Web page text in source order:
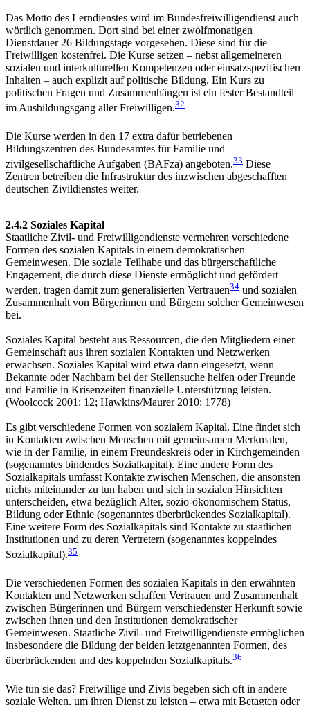
Das Motto des Lerndienstes wird im Bundesfreiwilligendienst auch
wörtlich genommen. Dort sind bei einer zwölfmonatigen
Dienstdauer 26 Bildungstage vorgesehen. Diese sind für die
Freiwilligen kostenfrei. Die Kurse setzen – nebst allgemeineren
sozialen und interkulturellen Kompetenzen oder einsatzspezifischen
Inhalten – auch explizit auf politische Bildung. Ein Kurs zu
politischen Fragen und Zusammenhängen ist ein fester Bestandteil
im Ausbildungsgang aller Freiwilligen.32
Die Kurse werden in den 17 extra dafür betriebenen
Bildungszentren des Bundesamtes für Familie und
zivilgesellschaftliche Aufgaben (BAFza) angeboten.33 Diese
Zentren betreiben die Infrastruktur des inzwischen abgeschafften
deutschen Zivildienstes weiter.
2.4.2 Soziales Kapital
Staatliche Zivil- und Freiwilligendienste vermehren verschiedene
Formen des sozialen Kapitals in einem demokratischen
Gemeinwesen. Die soziale Teilhabe und das bürgerschaftliche
Engagement, die durch diese Dienste ermöglicht und gefördert
werden, tragen damit zum generalisierten Vertrauen34 und sozialen
Zusammenhalt von Bürgerinnen und Bürgern solcher Gemeinwesen
bei.
Soziales Kapital besteht aus Ressourcen, die den Mitgliedern einer
Gemeinschaft aus ihren sozialen Kontakten und Netzwerken
erwachsen. Soziales Kapital wird etwa dann eingesetzt, wenn
Bekannte oder Nachbarn bei der Stellensuche helfen oder Freunde
und Familie in Krisenzeiten finanzielle Unterstützung leisten.
(Woolcock 2001: 12; Hawkins/Maurer 2010: 1778)
Es gibt verschiedene Formen von sozialem Kapital. Eine findet sich
in Kontakten zwischen Menschen mit gemeinsamen Merkmalen,
wie in der Familie, in einem Freundeskreis oder in Kirchgemeinden
(sogenanntes bindendes Sozialkapital). Eine andere Form des
Sozialkapitals umfasst Kontakte zwischen Menschen, die ansonsten
nichts miteinander zu tun haben und sich in sozialen Hinsichten
unterscheiden, etwa bezüglich Alter, sozio-ökonomischem Status,
Bildung oder Ethnie (sogenanntes überbrückendes Sozialkapital).
Eine weitere Form des Sozialkapitals sind Kontakte zu staatlichen
Institutionen und zu deren Vertretern (sogenanntes koppelndes
Sozialkapital).35
Die verschiedenen Formen des sozialen Kapitals in den erwähnten
Kontakten und Netzwerken schaffen Vertrauen und Zusammenhalt
zwischen Bürgerinnen und Bürgern verschiedenster Herkunft sowie
zwischen ihnen und den Institutionen demokratischer
Gemeinwesen. Staatliche Zivil- und Freiwilligendienste ermöglichen
insbesondere die Bildung der beiden letztgenannten Formen, des
überbrückenden und des koppelnden Sozialkapitals.36
Wie tun sie das? Freiwillige und Zivis begeben sich oft in andere
soziale Welten, um ihren Dienst zu leisten – etwa mit Betagten oder